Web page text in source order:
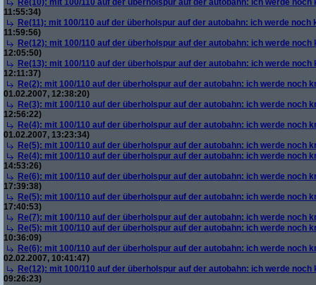
Re(10): mit 100/110 auf der überholspur auf der autobahn: ich werde noch
11:55:34)
Re(11): mit 100/110 auf der überholspur auf der autobahn: ich werde noch
11:59:56)
Re(12): mit 100/110 auf der überholspur auf der autobahn: ich werde noch
12:05:50)
Re(13): mit 100/110 auf der überholspur auf der autobahn: ich werde noch
12:11:37)
Re(2): mit 100/110 auf der überholspur auf der autobahn: ich werde noch
01.02.2007, 12:38:20)
Re(3): mit 100/110 auf der überholspur auf der autobahn: ich werde noch
12:56:22)
Re(4): mit 100/110 auf der überholspur auf der autobahn: ich werde noch
01.02.2007, 13:23:34)
Re(5): mit 100/110 auf der überholspur auf der autobahn: ich werde noch
Re(4): mit 100/110 auf der überholspur auf der autobahn: ich werde noch
14:53:26)
Re(6): mit 100/110 auf der überholspur auf der autobahn: ich werde noch
17:39:38)
Re(5): mit 100/110 auf der überholspur auf der autobahn: ich werde noch
17:40:53)
Re(7): mit 100/110 auf der überholspur auf der autobahn: ich werde noch
Re(5): mit 100/110 auf der überholspur auf der autobahn: ich werde noch
10:36:09)
Re(6): mit 100/110 auf der überholspur auf der autobahn: ich werde noch
02.02.2007, 10:41:47)
Re(12): mit 100/110 auf der überholspur auf der autobahn: ich werde noch
09:26:23)